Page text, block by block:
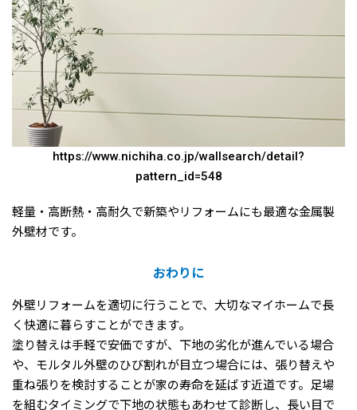
https://www.nichiha.co.jp/wallsearch/detail?
pattern_id=548
軽量・高断熱・高耐久で新築やリフォームにも最適な金属製
外壁材です。
おわりに
外壁リフォームを適切に行うことで、大切なマイホームで長
く快適に暮らすことができます。
塗り替えは手軽で安価ですが、下地の劣化が進んでいる場合
や、モルタル外壁のひび割れが目立つ場合には、張り替えや
重ね張りを検討することが家の寿命を延ばす近道です。足場
を組むタイミングで下地の状態もあわせて診断し、長い目で